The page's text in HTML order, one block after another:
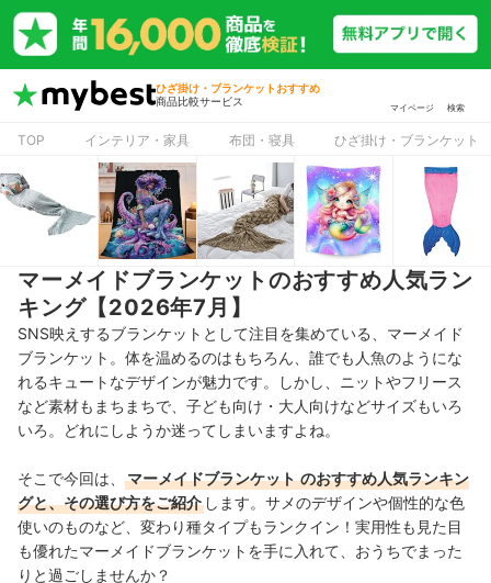
ひざ掛け・ブランケットおすすめ
商品比較サービス
マイページ 検索
TOP インテリア・家具 布団・寝具 ひざ掛け・ブランケット
マーメイドブランケットのおすすめ人気ラン
キング【2026年7月】
SNS映えするブランケットとして注目を集めている、マーメイド
ブランケット。体を温めるのはもちろん、誰でも人魚のようにな
れるキュートなデザインが魅力です。しかし、ニットやフリース
など素材もまちまちで、子ども向け・大人向けなどサイズもいろ
いろ。どれにしようか迷ってしまいますよね。
そこで今回は、 マーメイドブランケット のおすすめ人気ランキン
グと、その選び方をご紹介 します。サメのデザインや個性的な色
使いのものなど、変わり種タイプもランクイン！実用性も見た目
も優れたマーメイドブランケットを手に入れて、おうちでまった
りと過ごしませんか？